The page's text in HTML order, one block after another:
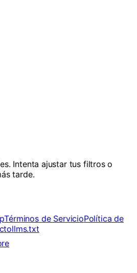
Intenta ajustar tus filtros o
tarde.
Términos de ServicioPolítica de
llms.txt